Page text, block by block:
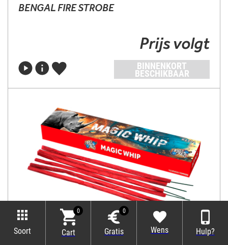
Soort
0
Cart
0
Gratis Wens Hulp?
BENGAL FIRE STROBE
Prijs volgt
BINNENKORT
BESCHIKBAAR
MAGIC WHIP